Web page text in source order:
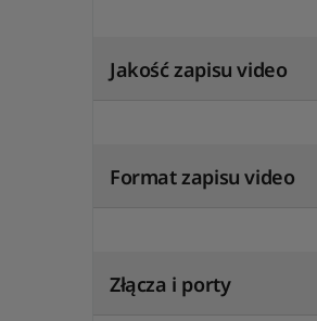
Jakość zapisu video
Format zapisu video
Złącza i porty